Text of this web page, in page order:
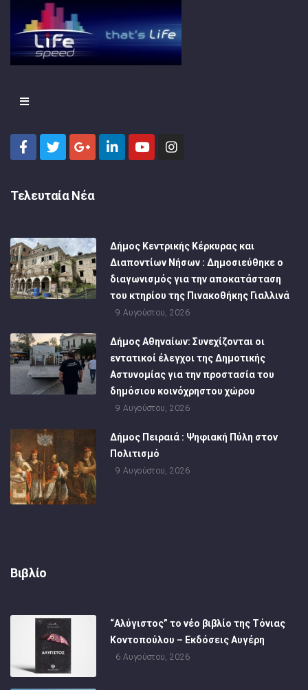
Τελευταία Νέα
Δήμος Κεντρικής Κέρκυρας και
Διαποντίων Νήσων : Δημοσιεύθηκε ο
διαγωνισμός για την αποκατάσταση
του κτηρίου της Πινακοθήκης Γιαλλινά
9 Αυγούστου, 2026
Δήμος Αθηναίων: Συνεχίζονται οι
εντατικοί έλεγχοι της Δημοτικής
Αστυνομίας για την προστασία του
δημόσιου κοινόχρηστου χώρου
9 Αυγούστου, 2026
Δήμος Πειραιά : Ψηφιακή Πύλη στον
Πολιτισμό
9 Αυγούστου, 2026
Βιβλίο
“Αλύγιστος” το νέο βιβλίο της Τόνιας
Κοντοπούλου – Εκδόσεις Αυγέρη
6 Αυγούστου, 2026